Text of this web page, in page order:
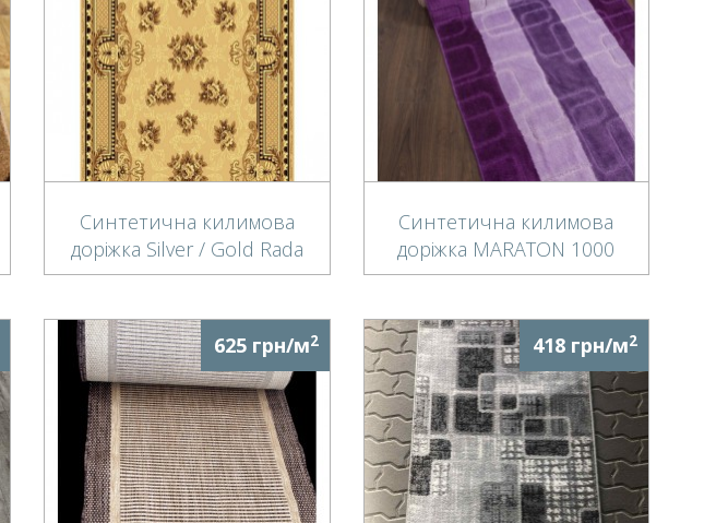
Синтетична килимова
доріжка Silver / Gold Rada
305-12 beige
Синтетична килимова
доріжка MARATON 1000
VIOLET
625 грн/м2 418 грн/м2